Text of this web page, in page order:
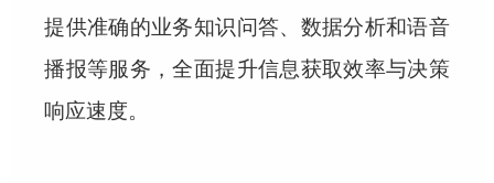
提供准确的业务知识问答、数据分析和语音
播报等服务，全面提升信息获取效率与决策
响应速度。